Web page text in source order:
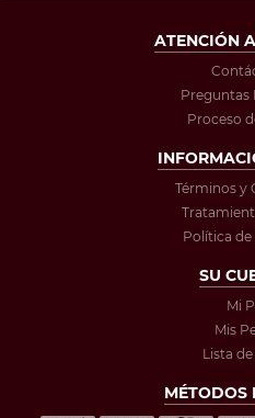
ATENCIÓN
Preguntas
Proceso
Términos y
Política de
SU
Mi
Mis
Lista
MÉTODOS